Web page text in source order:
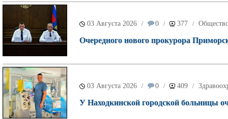
03 Августа 2026 / 0 / 377 /
Очередного нового прокурора
03 Августа 2026 / 0 / 409 /
У Находкинской городской больницы